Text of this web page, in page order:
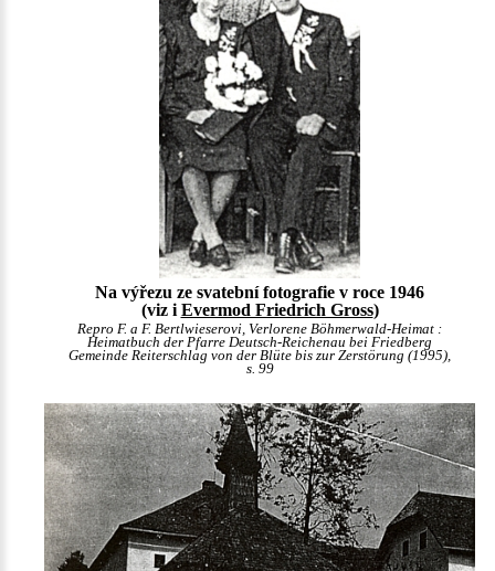
Na výřezu ze svatební fotografie v roce 1946
(viz i Evermod Friedrich Gross)
Repro F. a F. Bertlwieserovi, Verlorene Böhmerwald-Heimat :
Heimatbuch der Pfarre Deutsch-Reichenau bei Friedberg
Gemeinde Reiterschlag von der Blüte bis zur Zerstörung (1995),
s. 99